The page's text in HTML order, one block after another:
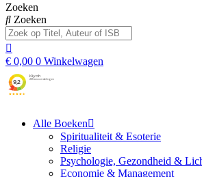
Zoeken
Zoeken
€ 0,00 0 Winkelwagen
Alle Boeken
Spiritualiteit & Esoterie
Religie
Psychologie, Gezondheid &
Economie & Management